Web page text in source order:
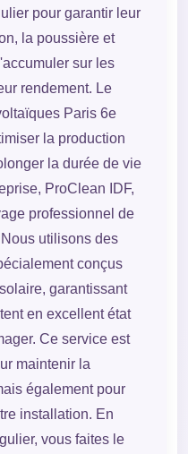
pour garantir leur
la poussière et
sur les
rendement. Le
Paris 6e
la production
la durée de vie
ProClean IDF,
professionnel de
utilisons des
conçus
garantissant
en excellent état
Ce service est
maintenir la
également pour
installation. En
vous faites le